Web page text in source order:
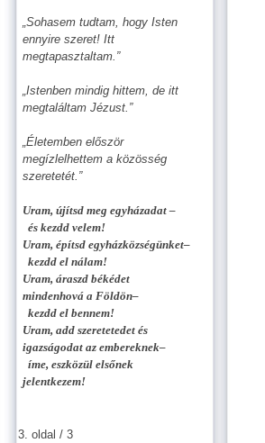
„Sohasem tudtam, hogy Isten
ennyire szeret! Itt
megtapasztaltam.”
„Istenben mindig hittem, de itt
megtaláltam Jézust.”
„Életemben először
megízlelhettem a közösség
szeretetét.”
Uram, újítsd meg egyházadat –
és kezdd velem!
Uram, építsd egyházközségünket–
kezdd el nálam!
Uram, áraszd békédet
mindenhová a Földön–
kezdd el bennem!
Uram, add szeretetedet és
igazságodat az embereknek–
íme, eszközül elsőnek
jelentkezem!
3. oldal / 3